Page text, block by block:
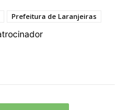
Prefeitura de Laranjeiras